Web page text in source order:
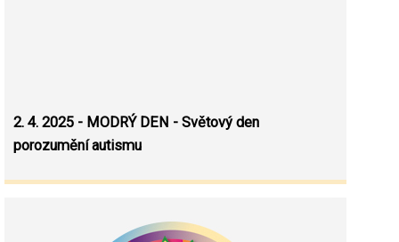
2. 4. 2025 - MODRÝ DEN - Světový den
porozumění autismu